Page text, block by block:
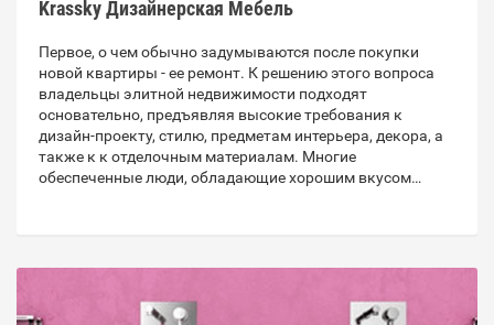
Krassky Дизайнерская Мебель
Первое, о чем обычно задумываются после покупки
новой квартиры - ее ремонт. К решению этого вопроса
владельцы элитной недвижимости подходят
основательно, предъявляя высокие требования к
дизайн-проекту, стилю, предметам интерьера, декора, а
также к к отделочным материалам. Многие
обеспеченные люди, обладающие хорошим вкусом…